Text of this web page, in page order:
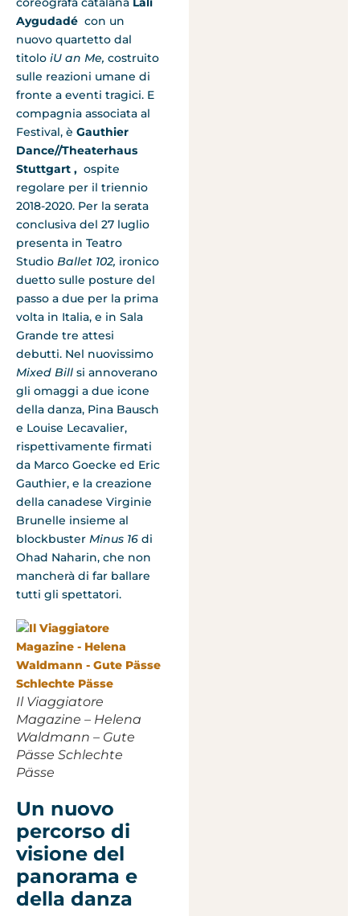
Aygudadé con un
nuovo quartetto dal
titolo iU an Me, costruito
sulle reazioni umane di
fronte a eventi tragici. E
compagnia associata al
Festival, è Gauthier
Dance//Theaterhaus
Stuttgart , ospite
regolare per il triennio
2018-2020. Per la serata
conclusiva del 27 luglio
presenta in Teatro
Studio Ballet 102, ironico
duetto sulle posture del
passo a due per la prima
volta in Italia, e in Sala
Grande tre attesi
debutti. Nel nuovissimo
Mixed Bill si annoverano
gli omaggi a due icone
della danza, Pina Bausch
e Louise Lecavalier,
rispettivamente firmati
da Marco Goecke ed Eric
Gauthier, e la creazione
della canadese Virginie
Brunelle insieme al
blockbuster Minus 16 di
Ohad Naharin, che non
mancherà di far ballare
tutti gli spettatori.
Il Viaggiatore
Magazine – Helena
Waldmann – Gute
Pässe Schlechte
Pässe
Un nuovo
percorso di
visione del
panorama e
della danza